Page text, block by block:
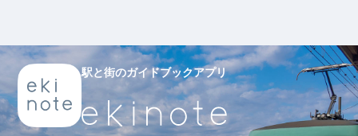
駅と街のガイドブックアプリ